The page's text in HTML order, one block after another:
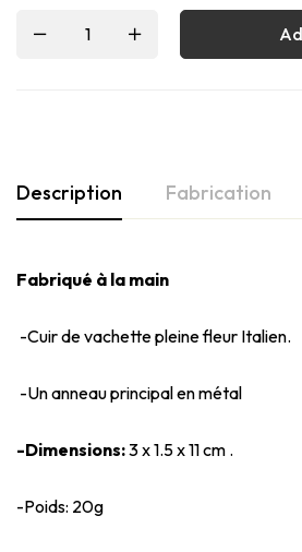
Description Fabrication
Fabriqué à la main
-Cuir de vachette pleine fleur Italien.
-Un anneau principal en métal
-Dimensions:3 x 1.5 x 11 cm .
-Poids: 20g